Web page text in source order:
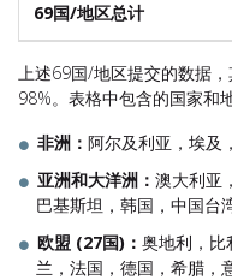
69国/地区总计
上述69国/地区提交的数据
98%。表格中包含的国家和
非洲 ： 阿尔及利亚，埃及
亚洲和大洋洲： 澳大利亚
巴基斯坦，韩国，中国台
欧盟 (27国) ： 奥地利，比
兰，法国，德国，希腊，